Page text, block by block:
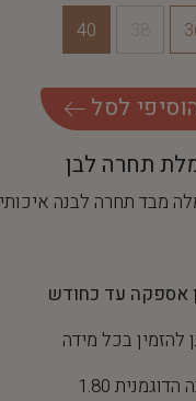
40
וסיפי לסל
תחרה לבן
מבד תחרה לבנה
אספקה עד כחודש
להזמין בכל מידה
הדוגמנית 1.80